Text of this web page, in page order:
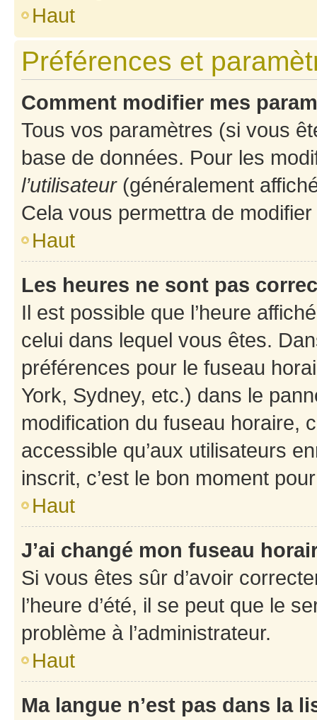
Haut
Préférences et
Comment modifier mes
Tous vos paramètres (si vous
base de données. Pour les
l’utilisateur(généralement
Cela vous permettra de
Haut
Les heures ne sont pas
Il est possible que l’heure
celui dans lequel vous êtes.
préférences pour le fuseau
York, Sydney, etc.) dans le
modification du fuseau horaire,
accessible qu’aux utilisateurs
inscrit, c’est le bon moment
Haut
J’ai changé mon fuseau
Si vous êtes sûr d’avoir
l’heure d’été, il se peut que le
problème à l’administrateur.
Haut
Ma langue n’est pas dans la